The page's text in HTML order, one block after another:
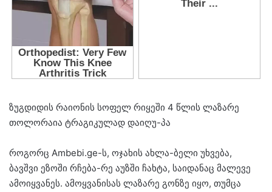
ზუგდიდის რაიონის სოფელ რიყეში 4 წლის ლაზარე
თოლორაია ტრაგიკულად დაიღუ-პა
როგორც Ambebi.ge-ს, ოჯახის ახლა-ბელი უხვება,
ბავშვი ეზოში რჩება-რე აუზში ჩახტა, საიდანაც მალევე
ამოიყვანეს. ამოყვანისას ლაზარე გონზე იყო, თუმცა